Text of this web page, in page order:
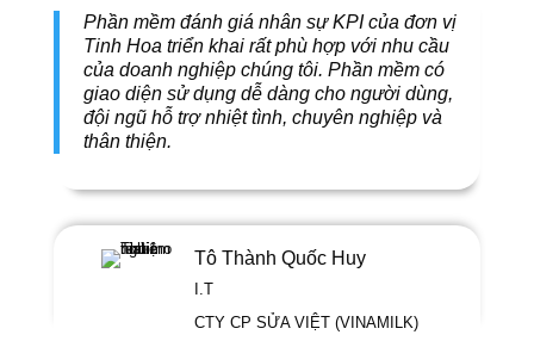
Phần mềm đánh giá nhân sự KPI của đơn vị
Tinh Hoa triển khai rất phù hợp với nhu cầu
của doanh nghiệp chúng tôi. Phần mềm có
giao diện sử dụng dễ dàng cho người dùng,
đội ngũ hỗ trợ nhiệt tình, chuyên nghiệp và
thân thiện.
Tô Thành Quốc Huy
I.T
CTY CP SỬA VIỆT (VINAMILK)